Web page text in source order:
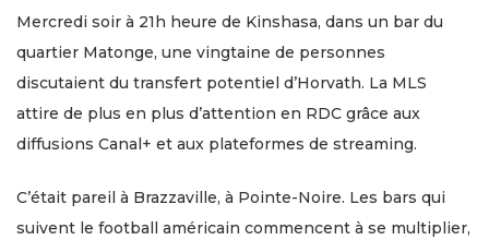
Mercredi soir à 21h heure de Kinshasa, dans un bar du
quartier Matonge, une vingtaine de personnes
discutaient du transfert potentiel d’Horvath. La MLS
attire de plus en plus d’attention en RDC grâce aux
diffusions Canal+ et aux plateformes de streaming.
C’était pareil à Brazzaville, à Pointe-Noire. Les bars qui
suivent le football américain commencent à se multiplier,